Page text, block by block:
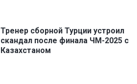
Тренер сборной Турции устроил
скандал после финала ЧМ-2025 с
Казахстаном